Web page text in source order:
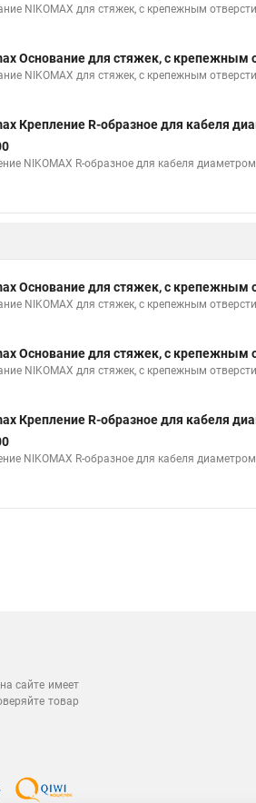
NIKOMAX для стяжек, с крепежным
Основание для стяжек, с крепежным
NIKOMAX для стяжек, с крепежным
Крепление R-образное для кабеля
NIKOMAX R-образное для кабеля
Основание для стяжек, с крепежным
NIKOMAX для стяжек, с крепежным
Основание для стяжек, с крепежным
NIKOMAX для стяжек, с крепежным
Крепление R-образное для кабеля
NIKOMAX R-образное для кабеля
сайте имеет
товар